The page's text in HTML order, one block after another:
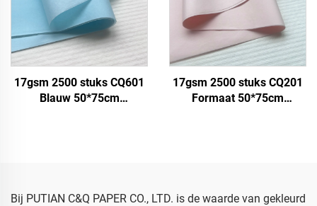
17gsm 2500 stuks CQ601
Blauw 50*75cm
17gsm 2500 stuks CQ201
Formaat 50*75cm
Bij PUTIAN C&Q PAPER CO., LTD. is de waarde van gekleurd